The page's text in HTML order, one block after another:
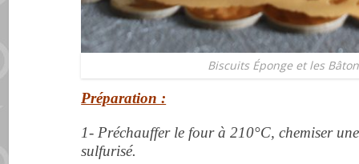
Biscuits Éponge et les
Préparation :
1- Préchauffer le four à 210°C, chemiser
sulfurisé.